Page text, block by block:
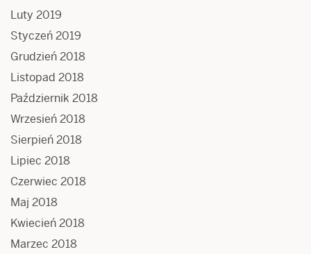
Luty 2019
Styczeń 2019
Grudzień 2018
Listopad 2018
Październik 2018
Wrzesień 2018
Sierpień 2018
Lipiec 2018
Czerwiec 2018
Maj 2018
Kwiecień 2018
Marzec 2018